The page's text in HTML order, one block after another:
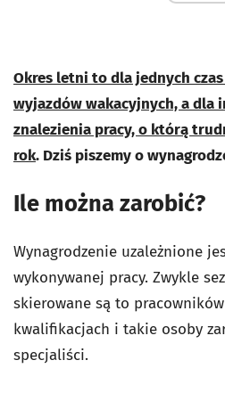
Okres letni to dla jednych
wyjazdów wakacyjnych, a dla
znalezienia pracy, o którą
rok. Dziś piszemy o
Ile można zarobić?
Wynagrodzenie uzależnione
wykonywanej pracy. Zwykle
skierowane są to
kwalifikacjach i takie osoby
specjaliści.